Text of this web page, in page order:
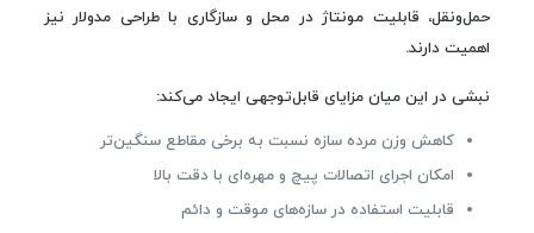
حمل‌ونقل، قابلیت مونتاژ در محل و سازگاری با طراحی مدولار نیز
اهمیت دارند.
نبشی در این میان مزایای قابل‌توجهی ایجاد می‌کند:
کاهش وزن مرده سازه نسبت به برخی مقاطع سنگین‌تر
امکان اجرای اتصالات پیچ و مهره‌ای با دقت بالا
قابلیت استفاده در سازه‌های موقت و دائم